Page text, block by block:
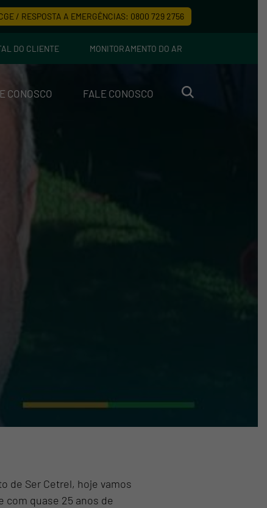
/ RESPOSTA A EMERGÊNCIAS: 0800 729 2756
DO CLIENTE MONITORAMENTO DO AR
CONOSCO FALE CONOSCO
de Ser Cetrel, hoje vamos
com quase 25 anos de